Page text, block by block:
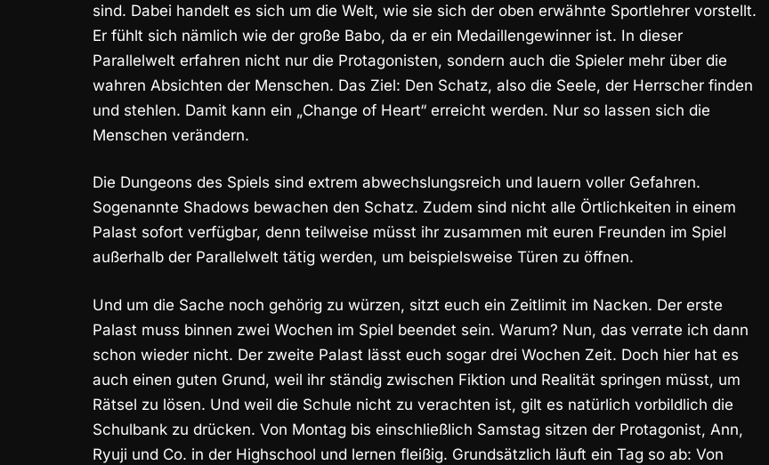
sind. Dabei handelt es sich um die Welt, wie sie sich der oben erwähnte Sportlehrer vorstellt.
Er fühlt sich nämlich wie der große Babo, da er ein Medaillengewinner ist. In dieser
Parallelwelt erfahren nicht nur die Protagonisten, sondern auch die Spieler mehr über die
wahren Absichten der Menschen. Das Ziel: Den Schatz, also die Seele, der Herrscher finden
und stehlen. Damit kann ein „Change of Heart“ erreicht werden. Nur so lassen sich die
Menschen verändern.
Die Dungeons des Spiels sind extrem abwechslungsreich und lauern voller Gefahren.
Sogenannte Shadows bewachen den Schatz. Zudem sind nicht alle Örtlichkeiten in einem
Palast sofort verfügbar, denn teilweise müsst ihr zusammen mit euren Freunden im Spiel
außerhalb der Parallelwelt tätig werden, um beispielsweise Türen zu öffnen.
Und um die Sache noch gehörig zu würzen, sitzt euch ein Zeitlimit im Nacken. Der erste
Palast muss binnen zwei Wochen im Spiel beendet sein. Warum? Nun, das verrate ich dann
schon wieder nicht. Der zweite Palast lässt euch sogar drei Wochen Zeit. Doch hier hat es
auch einen guten Grund, weil ihr ständig zwischen Fiktion und Realität springen müsst, um
Rätsel zu lösen. Und weil die Schule nicht zu verachten ist, gilt es natürlich vorbildlich die
Schulbank zu drücken. Von Montag bis einschließlich Samstag sitzen der Protagonist, Ann,
Ryuji und Co. in der Highschool und lernen fleißig. Grundsätzlich läuft ein Tag so ab: Von